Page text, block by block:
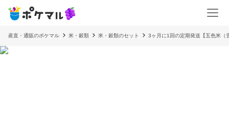
産直・通販のポケマル 米・穀類 米・穀類のセット 3ヶ月に1回の定期発送【五色米（